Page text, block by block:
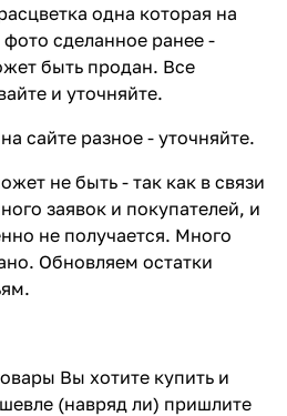
одна которая на
сделанное ранее -
быть продан. Все
и уточняйте.
сайте разное - уточняйте.
не быть - так как в связи
заявок и покупателей, и
не получается. Много
Обновляем остатки
Вы хотите купить и
(навряд ли) пришлите